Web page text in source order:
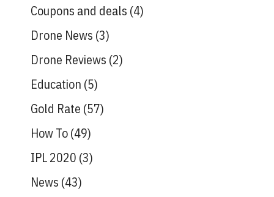
Coupons and deals (4)
Drone News (3)
Drone Reviews (2)
Education (5)
Gold Rate (57)
How To(49)
IPL 2020 (3)
News (43)